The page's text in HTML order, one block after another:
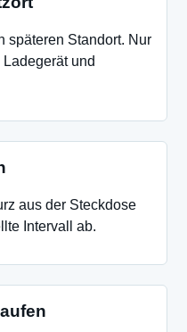
späteren Standort. Nur
und
aus der Steckdose
Intervall ab.